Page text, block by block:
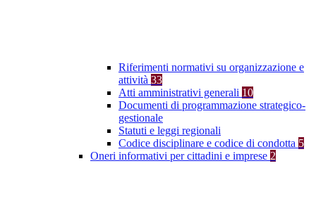
Riferimenti normativi su organizzazione e
attività 33
Atti amministrativi generali 10
Documenti di programmazione strategico-
gestionale
Statuti e leggi regionali
Codice disciplinare e codice di condotta 5
Oneri informativi per cittadini e imprese 2